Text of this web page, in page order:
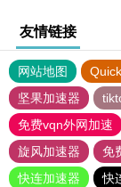
友情链接
网站地图
坚果加速器
免费vqn外网加速
旋风加速器
免
快连加速器
快